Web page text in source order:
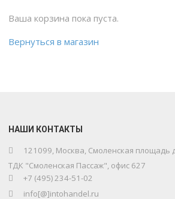
Ваша корзина пока пуста.
Вернуться в магазин
НАШИ КОНТАКТЫ
121099, Москва, Смоленская площадь
ТДК "Смоленская Пассаж", офис 627
+7 (495) 234-51-02
info[@]intohandel.ru